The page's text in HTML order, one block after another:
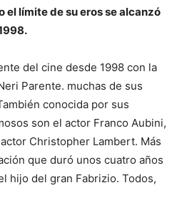
el límite de su eros se alcanzó
del cine desde 1998 con la
Parente. muchas de sus
conocida por sus
son el actor Franco Aubini,
Christopher Lambert. Más
que duró unos cuatro años
hijo del gran Fabrizio. Todos,